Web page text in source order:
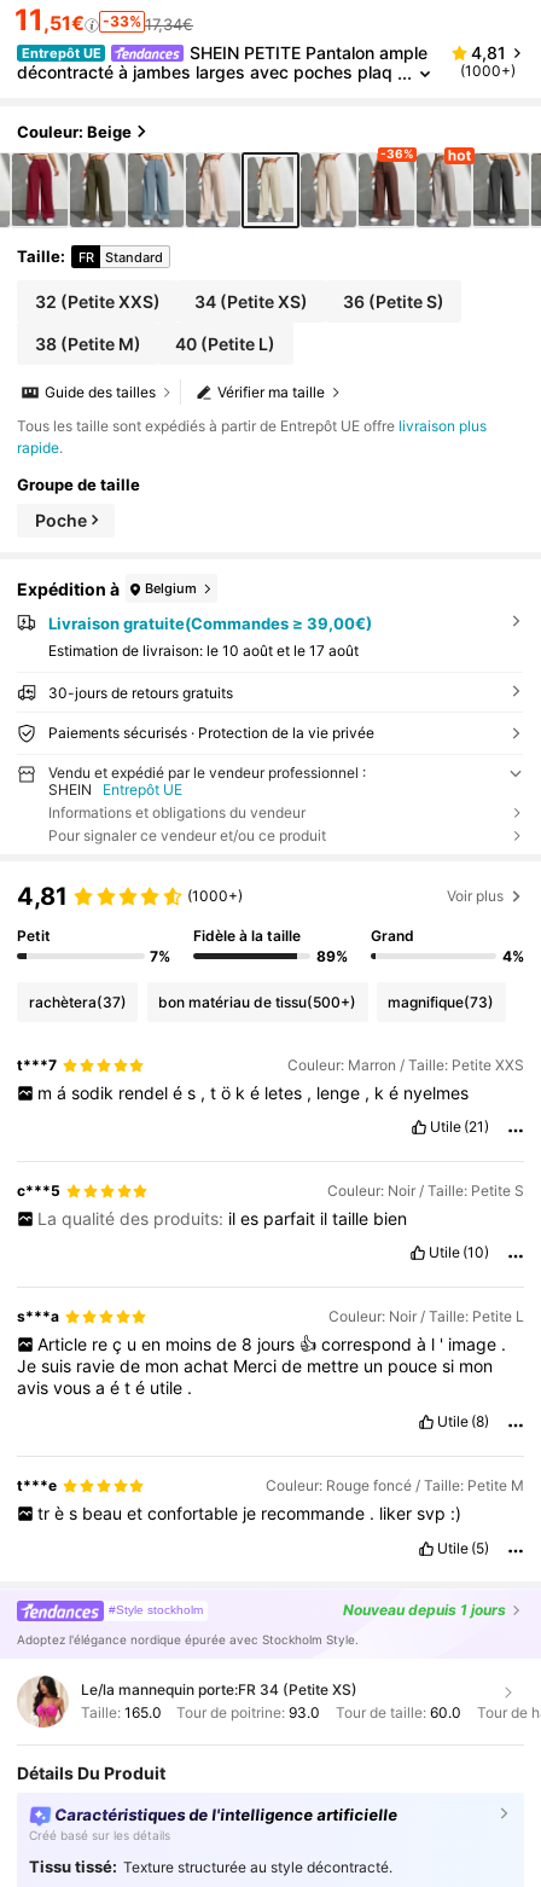
11 ,51€ -33% 17,34€
Entrepôt UE
SHEIN PETITE Pantalon ample
décontracté à jambes larges avec poches plaq
taille
4,81
(1000+)
Couleur: Beige
-36%
Taille: FR Standard
32 (Petite XXS) 34 (Petite XS) 36(Petite S)
38(Petite M) 40 (Petite L)
Vérifier ma taille
Guide des tailles
Tous les taille sont expédiés à partir de Entrepôt UE offre livraison plus
rapide.
Groupe de taille
Poche
Expédition à Belgium
Livraison gratuite(Commandes ≥ 39,00€)
Estimation de livraison: le 10 août et le 17 août
30-jours de retours gratuits
Paiements sécurisés · Protection de la vie privée
Vendu et expédié par le vendeur professionnel :
SHEIN
Entrepôt UE
Informations et obligations du vendeur
Pour signaler ce vendeur et/ou ce produit
4,81 (1000+) Voir plus
Petit
7%
Fidèle à la taille
89%
Grand
4%
rachètera(37) bon matériau de tissu(500+) magnifique(73)
t***7 Couleur: Marron / Taille: Petite XXS
m á sodik rendel é s , t ö k é letes , lenge , k é nyelmes
Utile (21)
c***5 Couleur: Noir / Taille: Petite S
La qualité des produits: il es parfait il taille bien
Utile (10)
s***a Couleur: Noir / Taille: Petite L
Article re ç u en moins de 8 jours 👍 correspond à l ' image .
Jesuis raviede monachat Mercide mettre un poucesi mon
avisvousaété utile .
Utile (8)
t***e Couleur: Rouge foncé / Taille: Petite M
tr è s beau et confortable je recommande . liker svp :)
Utile (5)
#Style stockholm Nouveau depuis 1 jours
Adoptez l'élégance nordique épurée avec Stockholm Style.
Le/la mannequin porte:FR 34 (Petite XS)
Taille: 165.0 Tour de poitrine:93.0 Tour de taille: 60.0 Tour de
Détails Du Produit
Caractéristiques de l'intelligence artificielle
Créé basé sur les détails
Tissu tissé: Texture structurée au style décontracté.